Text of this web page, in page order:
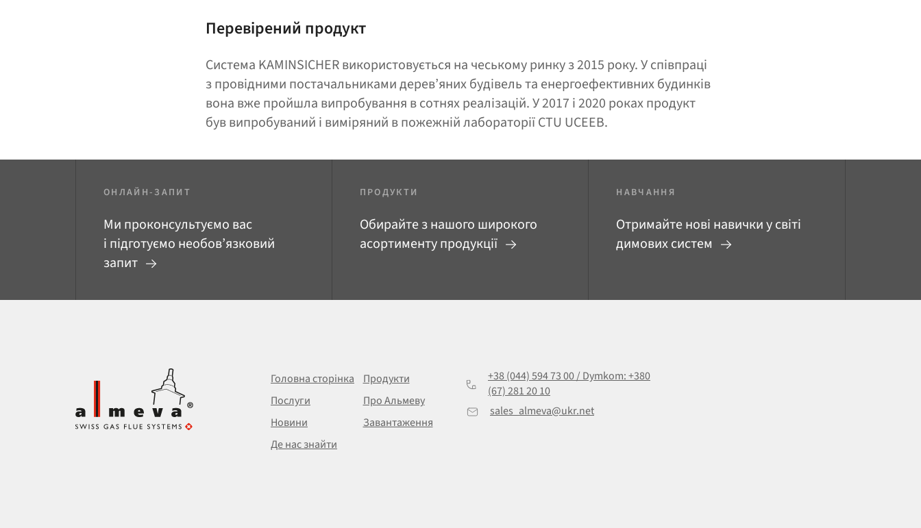
Перевірений продукт
Система KAMINSICHER використовується на чеському ринку з 2015 року. У співпраці
з провідними постачальниками дерев’яних будівель та енергоефективних будинків
вона вже пройшла випробування в сотнях реалізацій. У 2017 і 2020 роках продукт
був випробуваний і виміряний в пожежній лабораторії CTU UCEEB.
ОНЛАЙН-ЗАПИТ
Ми проконсультуємо вас
і підготуємо необов’язковий
запит
ПРОДУКТИ
Обирайте з нашого широкого
асортименту продукції
НАВЧАННЯ
Отримайте нові навички у світі
димових систем
Головна сторінка
Продукти
Послуги
Про Альмеву
Новини
Завантаження
Де нас знайти
+38 (044) 594 73 00 / Dymkom: +380
(67) 281 20 10
sales_almeva@ukr.net